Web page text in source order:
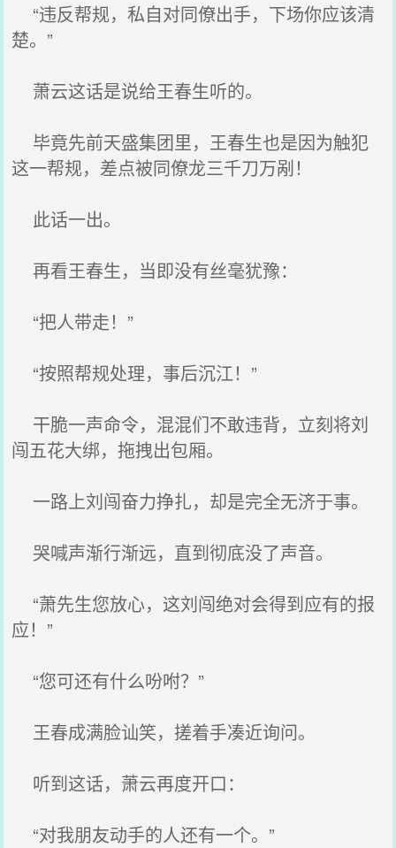
“违反帮规，私自对同僚出手，下场你应该清
楚。”
萧云这话是说给王春生听的。
毕竟先前天盛集团里，王春生也是因为触犯
这一帮规，差点被同僚龙三千刀万剐！
此话一出。
再看王春生，当即没有丝毫犹豫：
“把人带走！”
“按照帮规处理，事后沉江！”
干脆一声命令，混混们不敢违背，立刻将刘
闯五花大绑，拖拽出包厢。
一路上刘闯奋力挣扎，却是完全无济于事。
哭喊声渐行渐远，直到彻底没了声音。
“萧先生您放心，这刘闯绝对会得到应有的报
应！”
“您可还有什么吩咐？”
王春成满脸讪笑，搓着手凑近询问。
听到这话，萧云再度开口：
“对我朋友动手的人还有一个。”